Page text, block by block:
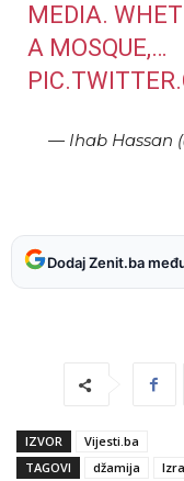
MEDIA.
A MOSQUE,…
— Ihab Hassan
Dodaj Zenit.ba
IZVOR
Vijesti.ba
TAGOVI
džamija